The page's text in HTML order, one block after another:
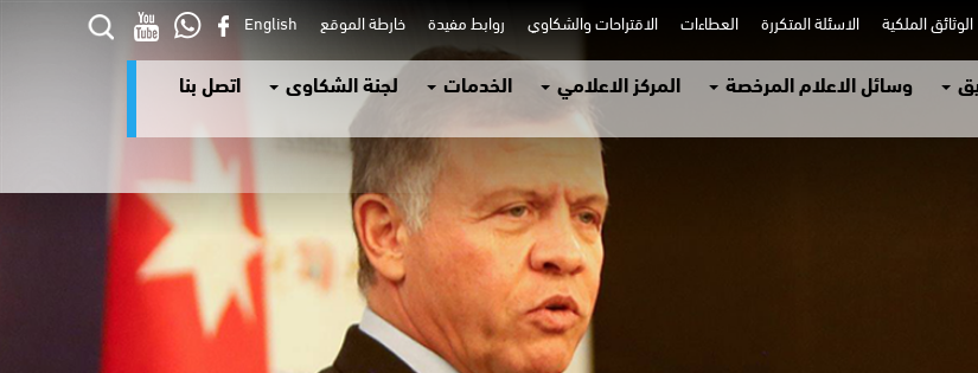
الوثائق الملكية الاسئلة المتكررة العطاءات الاقتراحات والشكاوي روابط مفيدة خارطة الموقع English
وسائل الاعلام المرخصة المركز الاعلامي الخدمات لجنة الشكاوى اتصل بنا